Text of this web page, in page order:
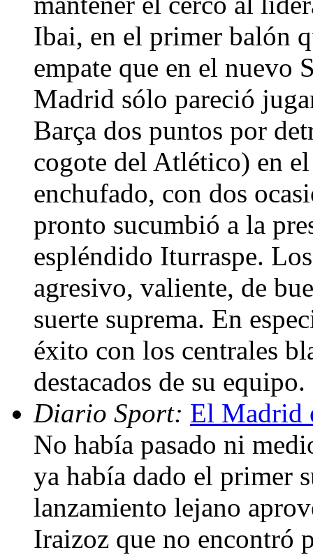
Ibai, en el primer balón
empate que en el nuevo
Madrid sólo pareció
Barça dos puntos por
cogote del Atlético) en
enchufado, con dos
pronto sucumbió a la
espléndido Iturraspe.
agresivo, valiente, de
suerte suprema. En
éxito con los centrales
destacados de su
Diario Sport: El Madrid
No había pasado ni
ya había dado el primer
lanzamiento lejano
Iraizoz que no encontró